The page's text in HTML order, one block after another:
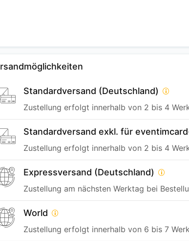
Standardversand (Deutschland)
Zustellung erfolgt innerhalb von 2 bis 4
Standardversand exkl. für
Zustellung erfolgt innerhalb von 2 bis 4
Expressversand (Deutschland)
Zustellung am nächsten Werktag bei
World
Zustellung erfolgt innerhalb von 6 bis 7